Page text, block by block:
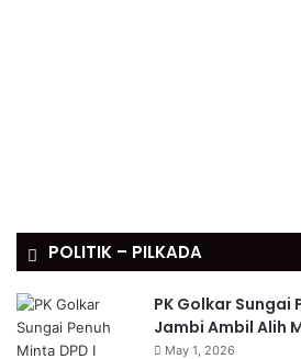
POLITIK – PILKADA
PK Golkar Sungai
Jambi Ambil Alih
May 1, 2026